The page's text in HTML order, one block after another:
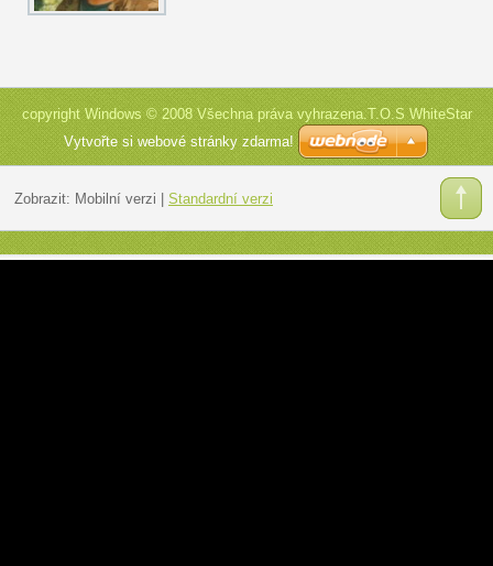
copyright Windows © 2008 Všechna práva vyhrazena.T.O.S WhiteStar
Vytvořte si webové stránky zdarma!
Zobrazit: Mobilní verzi Standardní verzi